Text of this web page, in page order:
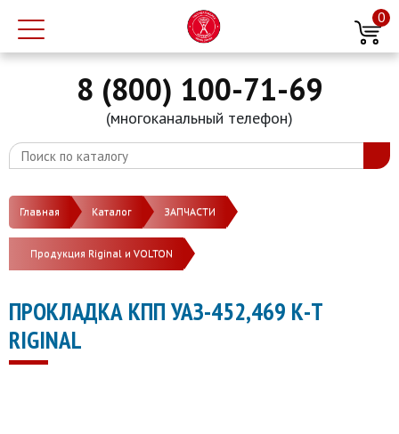
0
8 (800) 100-71-69
(многоканальный телефон)
Главная Каталог ЗАПЧАСТИ
Продукция Riginal и VOLTON
ПРОКЛАДКА КПП УАЗ-452,469 К-Т
RIGINAL